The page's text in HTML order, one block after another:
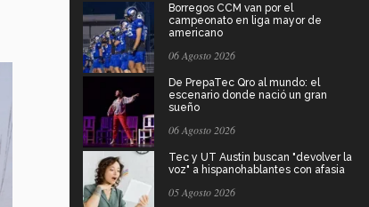
Borregos CCM van por el
campeonato en liga mayor de
americano
06 Agosto 2026
De PrepaTec Qro al mundo: el
escenario donde nació un gran
sueño
06 Agosto 2026
Tec y UT Austin buscan "devolver la
voz" a hispanohablantes con afasia
05 Agosto 2026